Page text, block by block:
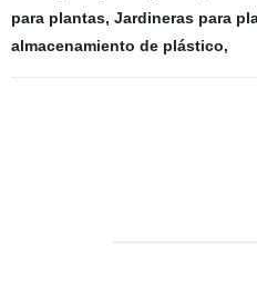
para plantas, Jardineras para
almacenamiento de plástico,